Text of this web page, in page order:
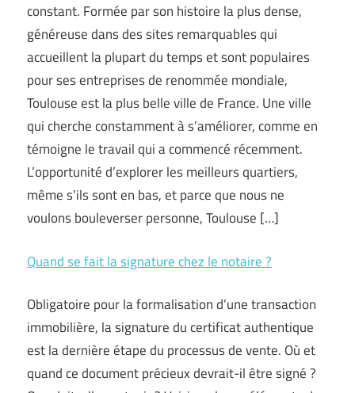
constant. Formée par son histoire la plus dense,
généreuse dans des sites remarquables qui
accueillent la plupart du temps et sont populaires
pour ses entreprises de renommée mondiale,
Toulouse est la plus belle ville de France. Une ville
qui cherche constamment à s’améliorer, comme en
témoigne le travail qui a commencé récemment.
L’opportunité d’explorer les meilleurs quartiers,
même s’ils sont en bas, et parce que nous ne
voulons bouleverser personne, Toulouse […]
Quand se fait la signature chez le notaire ?
Obligatoire pour la formalisation d’une transaction
immobilière, la signature du certificat authentique
est la dernière étape du processus de vente. Où et
quand ce document précieux devrait-il être signé ?